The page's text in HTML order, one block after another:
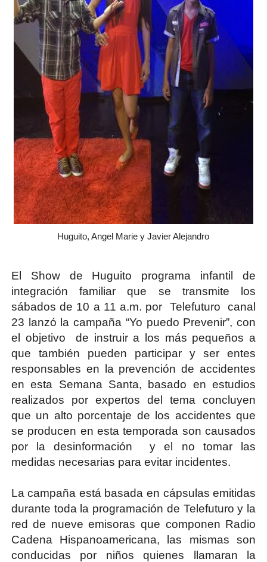
Huguito, Angel Marie y Javier Alejandro
El Show de Huguito programa infantil de
integración familiar que se transmite los
sábados de 10 a 11 a.m. por Telefuturo canal
23 lanzó la campaña “Yo puedo Prevenir”, con
el objetivo de instruir a los más pequeños a
que también pueden participar y ser entes
responsables en la prevención de accidentes
en esta Semana Santa, basado en estudios
realizados por expertos del tema concluyen
que un alto porcentaje de los accidentes que
se producen en esta temporada son causados
por la desinformación y el no tomar las
medidas necesarias para evitar incidentes.
La campaña está basada en cápsulas emitidas
durante toda la programación de Telefuturo y la
red de nueve emisoras que componen Radio
Cadena Hispanoamericana, las mismas son
conducidas por niños quienes llamaran la